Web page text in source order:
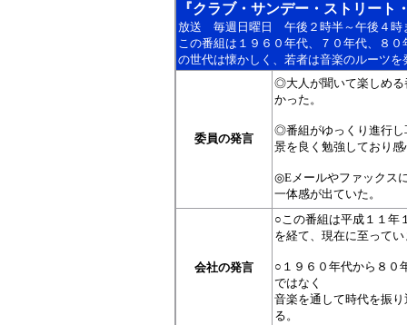
『クラブ・サンデー・ストリート
放送 毎週日曜日 午後２時半～午後４ 時
この番組は１９６０年代、７０年代、８
の世代は懐かしく、若者は音楽のルーツ
委員の発言
◎大人が聞いて楽しめる
かった。
◎番組がゆっくり進行し
景を良く勉強しており
◎Eメールやファックス
一体感が出ていた。
会社の発言
○この番組は平成１１年
を経て、現在に至って
○１９６０年代から８０
ではなく
音楽を通して時代を振
る。